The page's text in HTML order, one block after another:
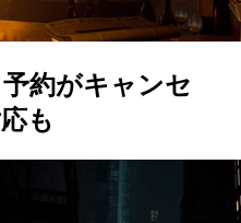
約がキャンセ
も